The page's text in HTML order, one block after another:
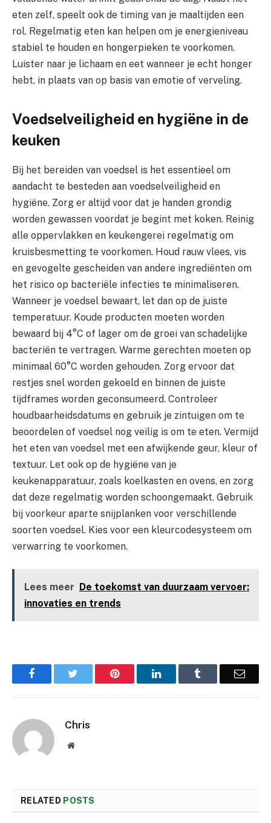
eten zelf, speelt ook de timing van je maaltijden een
rol. Regelmatig eten kan helpen om je energieniveau
stabiel te houden en hongerpieken te voorkomen.
Luister naar je lichaam en eet wanneer je echt honger
hebt, in plaats van op basis van emotie of verveling.
Voedselveiligheid en hygiëne in de
keuken
Bij het bereiden van voedsel is het essentieel om
aandacht te besteden aan voedselveiligheid en
hygiëne. Zorg er altijd voor dat je handen grondig
worden gewassen voordat je begint met koken. Reinig
alle oppervlakken en keukengerei regelmatig om
kruisbesmetting te voorkomen. Houd rauw vlees, vis
en gevogelte gescheiden van andere ingrediënten om
het risico op bacteriële infecties te minimaliseren.
Wanneer je voedsel bewaart, let dan op de juiste
temperatuur. Koude producten moeten worden
bewaard bij 4°C of lager om de groei van schadelijke
bacteriën te vertragen. Warme gerechten moeten op
minimaal 60°C worden gehouden. Zorg ervoor dat
restjes snel worden gekoeld en binnen de juiste
tijdframes worden geconsumeerd. Controleer
houdbaarheidsdatums en gebruik je zintuigen om te
beoordelen of voedsel nog veilig is om te eten. Vermijd
het eten van voedsel met een afwijkende geur, kleur of
textuur. Let ook op de hygiëne van je
keukenapparatuur, zoals koelkasten en ovens, en zorg
dat deze regelmatig worden schoongemaakt. Gebruik
bij voorkeur aparte snijplanken voor verschillende
soorten voedsel. Kies voor een kleurcodesysteem om
verwarring te voorkomen.
Lees meer De toekomst van duurzaam vervoer:
innovaties en trends
Facebook Pinterest LinkedIn Email
Chris
Website
RELATED POSTS